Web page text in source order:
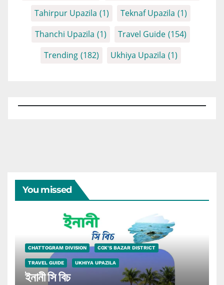
Tahirpur Upazila (1) Teknaf Upazila (1)
Thanchi Upazila (1) Travel Guide (154)
Trending (182) Ukhiya Upazila (1)
You missed
CHATTOGRAM DIVISION COX'S BAZAR DISTRICT
TRAVEL GUIDE UKHIYA UPAZILA
ইনানী সি বিচ